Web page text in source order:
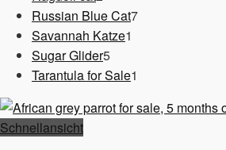
Produkte
Russian Blue Cat77
Savannah Katze1
Sugar Glider55
Produkte
Tarantula for Sale1
Schnellansicht